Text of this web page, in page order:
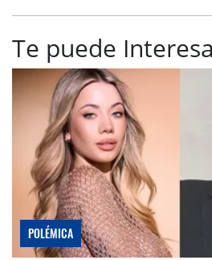
Te puede
POLÉMICA